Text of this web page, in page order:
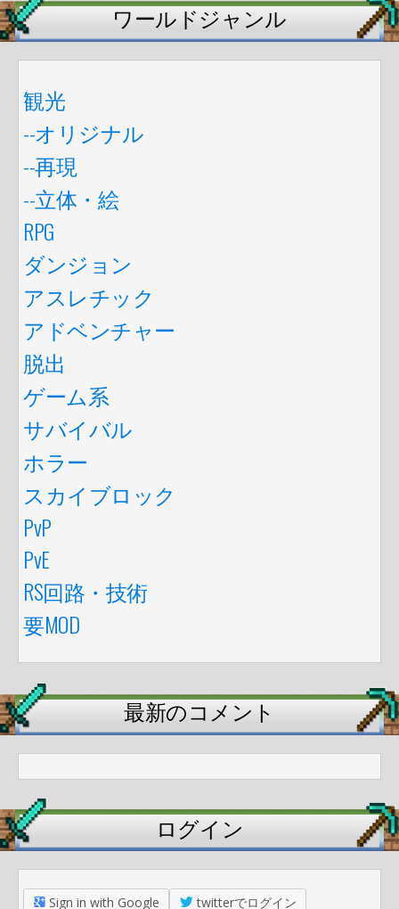
ワールドジャンル
観光
--オリジナル
--再現
--立体・絵
RPG
ダンジョン
アスレチック
アドベンチャー
脱出
ゲーム系
サバイバル
ホラー
スカイブロック
PvP
PvE
RS回路・技術
要MOD
最新のコメント
ログイン
Sign in with Google twitterでログイン